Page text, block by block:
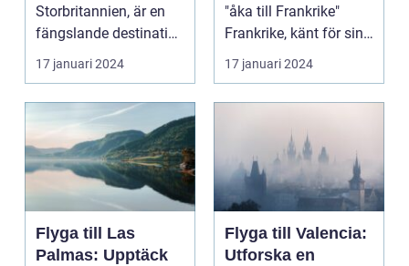
Storbritannien, är en
fängslande destination
för turister världe...
17 januari 2024
"åka till Frankrike"
Frankrike, känt för sin
rika historia,...
17 januari 2024
Flyga till Las
Palmas: Upptäck
Flyga till Valencia:
Utforska en